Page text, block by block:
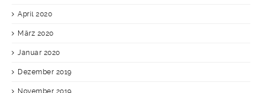
April 2020
März 2020
Januar 2020
Dezember 2019